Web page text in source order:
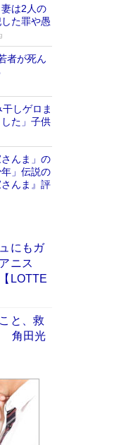
妻は2人の
た罪や愚
者が死ん
しゲロま
た」子供
んま」の
」伝説の
んま』評
原作者
だわっ
Bang
伸びる」
てるコ
んで生き
ターテイ
1位 宇宙
に幕 特装
にもガ
ニス
LOTTE
と、救
角田光